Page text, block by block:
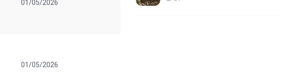
01/05/2026
01/05/2026